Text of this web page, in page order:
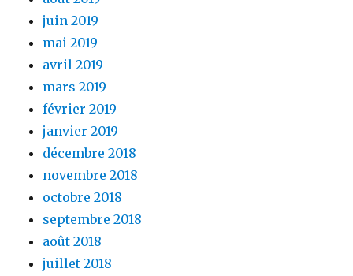
juin 2019
mai 2019
avril 2019
mars 2019
février 2019
janvier 2019
décembre 2018
novembre 2018
octobre 2018
septembre 2018
août 2018
juillet 2018